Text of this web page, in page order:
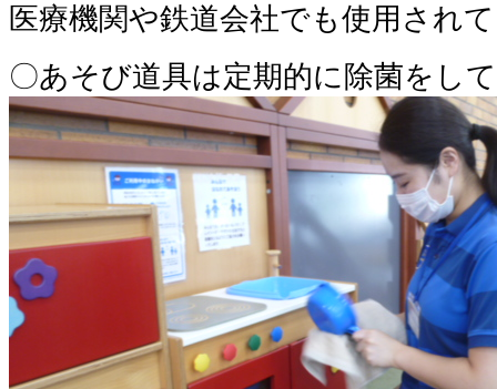
医療機関や鉄道会社でも使用され
〇あそび道具は定期的に除菌をし